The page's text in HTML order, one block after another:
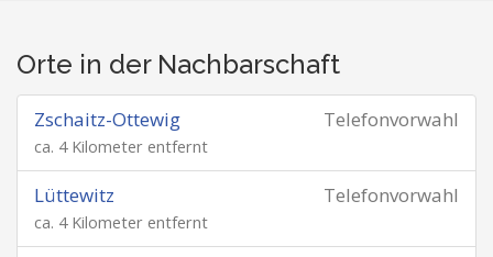
Orte in der Nachbarschaft
Telefonvorwahl
Zschaitz-Ottewig
ca. 4 Kilometer entfernt
Telefonvorwahl
Lüttewitz
ca. 4 Kilometer entfernt